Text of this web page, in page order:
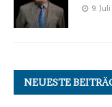
9.
NEUESTE